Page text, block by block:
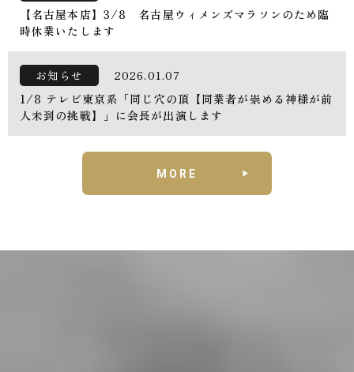
【名古屋本店】3/8 名古屋ウィメンズマラソンのため臨
時休業いたします
お知らせ
2026.01.07
1/8 テレビ東京系「同じ穴の頂【同業者が崇める神様が前
人未到の挑戦】」に会長が出演します
MORE